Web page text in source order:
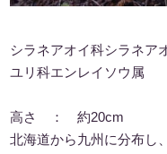
シラネアオイ科シラネア
ユリ科エンレイソウ属
高さ ： 約20cm
北海道から九州に分布し